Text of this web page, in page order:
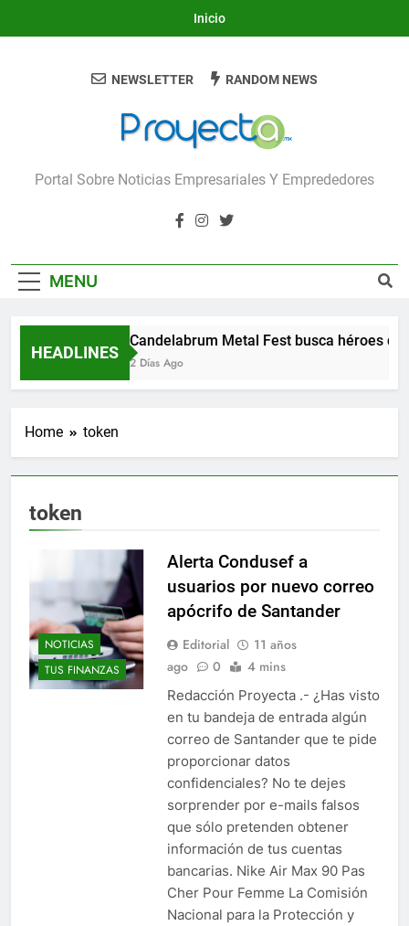
Inicio
Proyecta
Portal Sobre Noticias Empresariales Y Emprededores
NEWSLETTER RANDOM NEWS
MENU
HEADLINES
Candelabrum Metal Fest busca héroes de
2 Días Ago
Home token
token
NOTICIAS
TUS FINANZAS
Alerta Condusef a
usuarios por nuevo correo
apócrifo de Santander
Editorial
11 años
ago
0 4 mins
Redacción Proyecta .- ¿Has visto
en tu bandeja de entrada algún
correo de Santander que te pide
proporcionar datos
confidenciales? No te dejes
sorprender por e-mails falsos
que sólo pretenden obtener
información de tus cuentas
bancarias. Nike Air Max 90 Pas
Cher Pour Femme La Comisión
Nacional para la Protección y